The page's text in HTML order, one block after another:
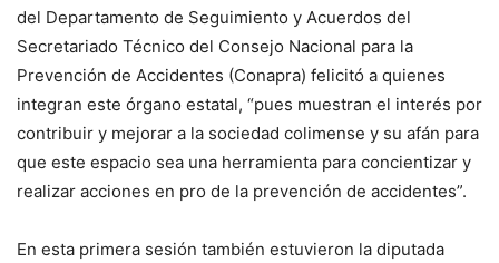
del Departamento de Seguimiento y Acuerdos del
Secretariado Técnico del Consejo Nacional para la
Prevención de Accidentes (Conapra) felicitó a quienes
integran este órgano estatal, “pues muestran el interés por
contribuir y mejorar a la sociedad colimense y su afán para
que este espacio sea una herramienta para concientizar y
realizar acciones en pro de la prevención de accidentes”.
En esta primera sesión también estuvieron la diputada